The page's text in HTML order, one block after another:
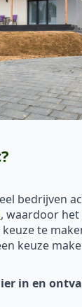
bedrijven
, waardoor
te
keuze
in en